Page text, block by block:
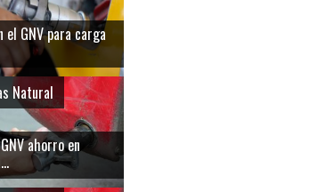
el GNV para carga
Natural
ahorro en